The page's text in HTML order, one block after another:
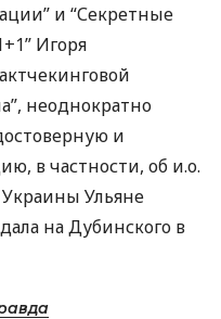
и “Секретные
Игоря
неоднократно
и
в частности, об и.о.
Ульяне
на Дубинского в